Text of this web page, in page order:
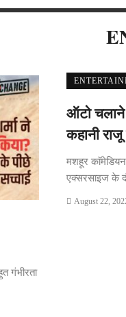
गंभीरता
ऑटो
कहानी
मशहूर काॅमेडियन
एक्सरसाइज के
August 22,